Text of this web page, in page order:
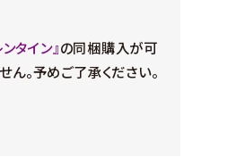
タイン』の同梱購入が可
。予めご了承ください。